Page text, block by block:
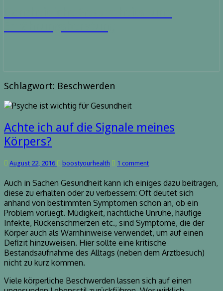
Schlagwort: Beschwerden
Achte
ich
auf
Signale
Körpers?
Achte ich auf die Signale meines
Körpers?
August 22, 2016 boostyourhealth Comments
1 comment
Auch in Sachen Gesundheit kann ich einiges dazu beitragen,
diese zu erhalten oder zu verbessern: Oft deutet sich
anhand von bestimmten Symptomen schon an, ob ein
Problem vorliegt. Müdigkeit, nächtliche Unruhe, häufige
Infekte, Rückenschmerzen etc., sind Symptome, die der
Körper auch als Warnhinweise verwendet, um auf einen
Defizit hinzuweisen. Hier sollte eine kritische
Bestandsaufnahme des Alltags (neben dem Arztbesuch)
nicht zu kurz kommen.
Viele körperliche Beschwerden lassen sich auf einen